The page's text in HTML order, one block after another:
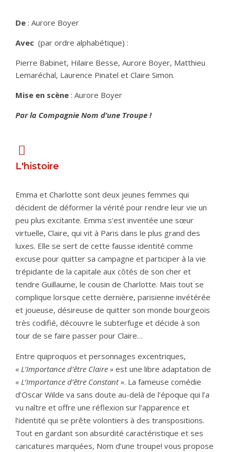
De : Aurore Boyer
Avec (par ordre alphabétique) :
Pierre Babinet, Hilaire Besse, Aurore Boyer, Matthieu
Lemaréchal, Laurence Pinatel et Claire Simon.
Mise en scène : Aurore Boyer
Par la Compagnie Nom d’une Troupe !
L'histoire
Emma et Charlotte sont deux jeunes femmes qui
décident de déformer la vérité pour rendre leur vie un
peu plus excitante. Emma s’est inventée une sœur
virtuelle, Claire, qui vit à Paris dans le plus grand des
luxes. Elle se sert de cette fausse identité comme
excuse pour quitter sa campagne et participer à la vie
trépidante de la capitale aux côtés de son cher et
tendre Guillaume, le cousin de Charlotte. Mais tout se
complique lorsque cette dernière, parisienne invétérée
et joueuse, désireuse de quitter son monde bourgeois
très codifié, découvre le subterfuge et décide à son
tour de se faire passer pour Claire…
Entre quiproquos et personnages excentriques,
« L’Importance d’être Claire » est une libre adaptation de
« L’Importance d’être Constant ». La fameuse comédie
d’Oscar Wilde va sans doute au-delà de l’époque qui l’a
vu naître et offre une réflexion sur l’apparence et
l’identité qui se prête volontiers à des transpositions.
Tout en gardant son absurdité caractéristique et ses
caricatures marquées, Nom d’une troupe! vous propose